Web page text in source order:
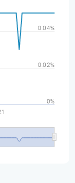
0%
0.02%
0.04%